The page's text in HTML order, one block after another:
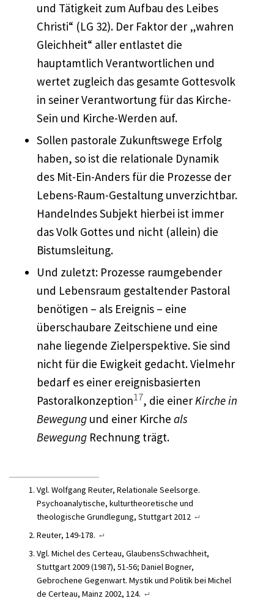
und Tätigkeit zum Aufbau des Leibes
Christi“ (LG 32). Der Faktor der „wahren
Gleichheit“ aller entlastet die
hauptamtlich Verantwortlichen und
wertet zugleich das gesamte Gottesvolk
in seiner Verantwortung für das Kirche-
Sein und Kirche-Werden auf.
Sollen pastorale Zukunftswege Erfolg
haben, so ist die relationale Dynamik
des Mit-Ein-Anders für die Prozesse der
Lebens-Raum-Gestaltung unverzichtbar.
Handelndes Subjekt hierbei ist immer
das Volk Gottes und nicht (allein) die
Bistumsleitung.
Und zuletzt: Prozesse raumgebender
und Lebensraum gestaltender Pastoral
benötigen – als Ereignis – eine
überschaubare Zeitschiene und eine
nahe liegende Zielperspektive. Sie sind
nicht für die Ewigkeit gedacht. Vielmehr
bedarf es einer ereignisbasierten
Pastoralkonzeption17, die einerKirche in
Bewegung und einer Kirche als
Bewegung Rechnung trägt.
Vgl. Wolfgang Reuter, Relationale Seelsorge.
Psychoanalytische, kulturtheoretische und
theologische Grundlegung, Stuttgart 2012
Reuter, 149-178.
Vgl. Michel des Certeau, GlaubensSchwachheit,
Stuttgart 2009 (1987), 51-56; Daniel Bogner,
Gebrochene Gegenwart. Mystik und Politik bei Michel
de Certeau, Mainz 2002, 124.